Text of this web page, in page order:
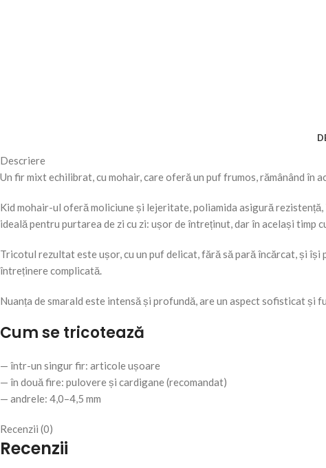
Descriere
Un fir mixt echilibrat, cu mohair, care oferă un puf frumos, rămânând
Kid mohair-ul oferă moliciune și lejeritate, poliamida asigură
ideală pentru purtarea de zi cu zi: ușor de întreținut, dar în același timp
Tricotul rezultat este ușor, cu un puf delicat, fără să pară încărcat, și
întreținere complicată.
Nuanța de smarald este intensă și profundă, are un aspect sofisticat
Cum se tricotează
— într-un singur fir: articole ușoare
— în două fire: pulovere și cardigane (recomandat)
— andrele: 4,0–4,5 mm
Recenzii (0)
Recenzii